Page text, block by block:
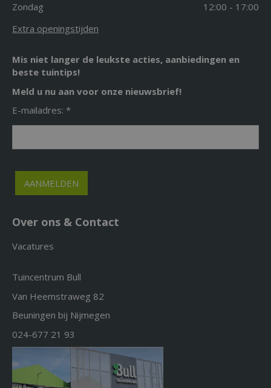
Zondag
12:00 - 17:00
Extra openingstijden
Mis niet langer de leukste acties, aanbiedingen en
beste tuintips!
Meld u nu aan voor onze nieuwsbrief!
E-mailadres: *
Over ons & Contact
Vacatures
Tuincentrum Bull
Van Heemstraweg 82
Beuningen bij Nijmegen
024-677 21 93